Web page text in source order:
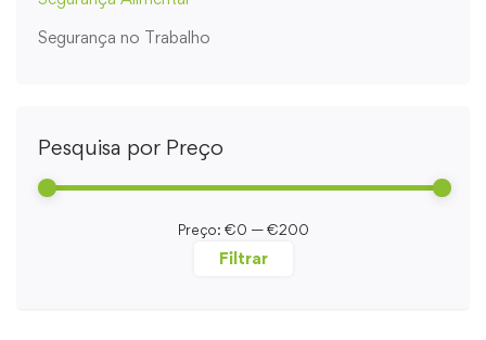
Segurança no Trabalho
Pesquisa por Preço
Filtrar
Preço: €0 —€200